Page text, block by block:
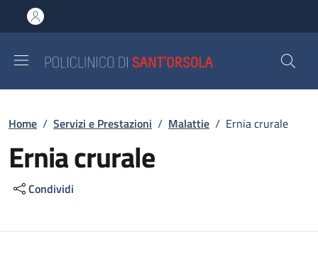
al contenuto principale
to footer content
Briciole di pane
Home / Servizi e Prestazioni / Malattie / Ernia crurale
Ernia crurale
Condividi